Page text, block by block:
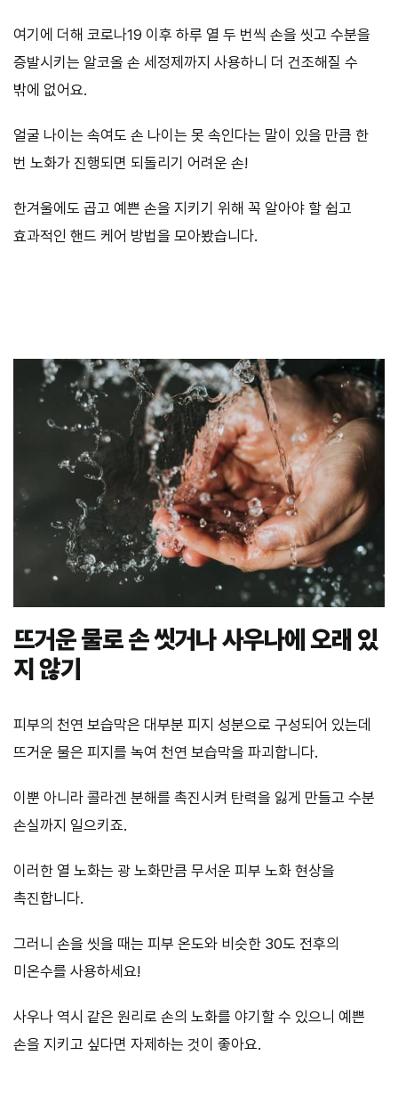
여기에 더해 코로나19 이후 하루 열 두 번씩 손을 씻고 수분을
증발시키는 알코올 손 세정제까지 사용하니 더 건조해질 수
밖에 없어요.
얼굴 나이는 속여도 손 나이는 못 속인다는 말이 있을 만큼 한
번 노화가 진행되면 되돌리기 어려운 손!
한겨울에도 곱고 예쁜 손을 지키기 위해 꼭 알아야 할 쉽고
효과적인 핸드 케어 방법을 모아봤습니다.
뜨거운 물로 손 씻거나 사우나에 오래 있
지 않기
피부의 천연 보습막은 대부분 피지 성분으로 구성되어 있는데
뜨거운 물은 피지를 녹여 천연 보습막을 파괴합니다.
이뿐 아니라 콜라겐 분해를 촉진시켜 탄력을 잃게 만들고 수분
손실까지 일으키죠.
이러한 열 노화는 광 노화만큼 무서운 피부 노화 현상을
촉진합니다.
그러니 손을 씻을 때는 피부 온도와 비슷한 30도 전후의
미온수를 사용하세요!
사우나 역시 같은 원리로 손의 노화를 야기할 수 있으니 예쁜
손을 지키고 싶다면 자제하는 것이 좋아요.